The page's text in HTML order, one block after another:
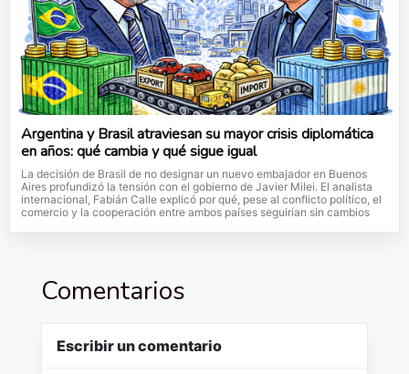
Argentina y Brasil atraviesan su mayor crisis diplomática
en años: qué cambia y qué sigue igual
La decisión de Brasil de no designar un nuevo embajador en Buenos
Aires profundizó la tensión con el gobierno de Javier Milei. El analista
internacional, Fabián Calle explicó por qué, pese al conflicto político, el
comercio y la cooperación entre ambos países seguirían sin cambios
Comentarios
Escribir un comentario